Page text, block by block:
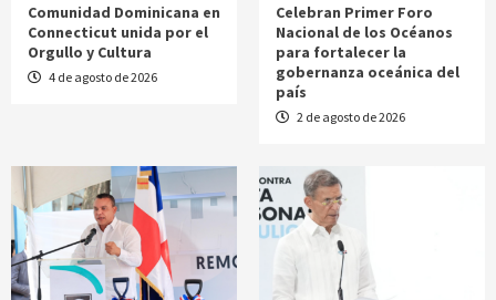
Comunidad Dominicana en
Connecticut unida por el
Orgullo y Cultura
4 de agosto de 2026
Celebran Primer Foro
Nacional de los Océanos
para fortalecer la
gobernanza oceánica del
país
2 de agosto de 2026